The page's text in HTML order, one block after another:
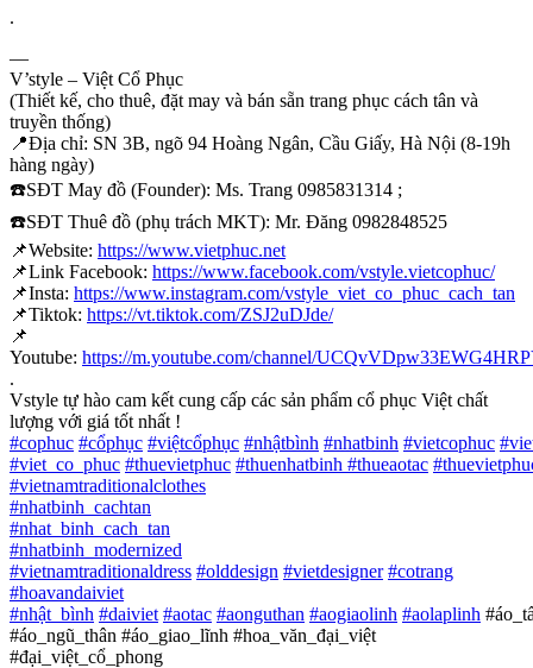
.
—
V’style – Việt Cổ Phục
(Thiết kế, cho thuê, đặt may và bán sẵn trang phục cách tân và
truyền thống)
📍Địa chỉ: SN 3B, ngõ 94 Hoàng Ngân, Cầu Giấy, Hà Nội (8-19h
hàng ngày)
☎️SĐT May đồ (Founder): Ms. Trang 0985831314 ;
☎️SĐT Thuê đồ (phụ trách MKT): Mr. Đăng 0982848525
📌Website: https://www.vietphuc.net
📌Link Facebook: https://www.facebook.com/vstyle.vietcophuc/
📌Insta: https://www.instagram.com/vstyle_viet_co_phuc_cach_tan
📌Tiktok: https://vt.tiktok.com/ZSJ2uDJde/
📌
Youtube: https://m.youtube.com/channel/
.
Vstyle tự hào cam kết cung cấp các sản phẩm cổ phục Việt chất
lượng với giá tốt nhất !
#cophuc #cổphục #việtcổphục #nhậtbình #nhatbinh #vietcophuc #
#viet_co_phuc #thuevietphuc #thuenhatbinh #thueaotac #
#vietnamtraditionalclothes
#nhatbinh_cachtan
#nhat_binh_cach_tan
#nhatbinh_modernized
#vietnamtraditionaldress #olddesign #vietdesigner #cotrang
#hoavandaiviet
#nhật_bình #daiviet #aotac #aonguthan #aogiaolinh #aolaplinh
#áo_ngũ_thân #áo_giao_lĩnh #hoa_văn_đại_việt
#đại_việt_cổ_phong